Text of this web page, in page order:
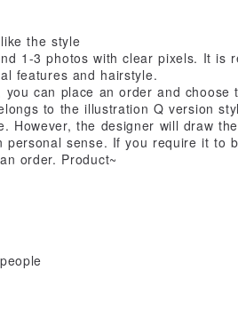
the style
1-3 photos with clear pixels. It is
features and hairstyle.
can place an order and choose
to the illustration Q version
However, the designer will draw
sense. If you require it to
order. Product~